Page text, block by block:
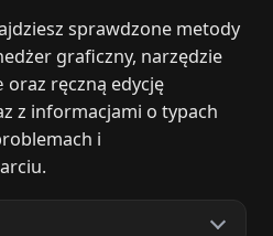
sprawdzone metody
graficzny, narzędzie
oraz ręczną edycję
z informacjami o typach
i